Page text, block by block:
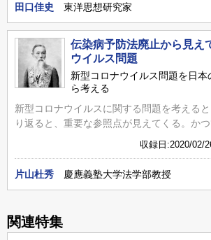
田口佳史 東洋思想研究家
伝染病予防法廃止から見え
ウイルス問題
新型コロナウイルス問題を日
ら考える
新型コロナウイルスに関する問題を考える
り返ると、重要な参照点が見えてくる。かつ
収録日:2020/02/
片山杜秀 慶應義塾大学法学部教授
関連特集